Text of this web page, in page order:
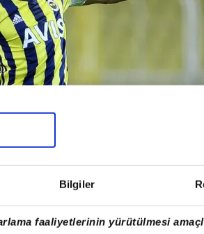
Bilgiler
faaliyetlerinin yürütülmesi